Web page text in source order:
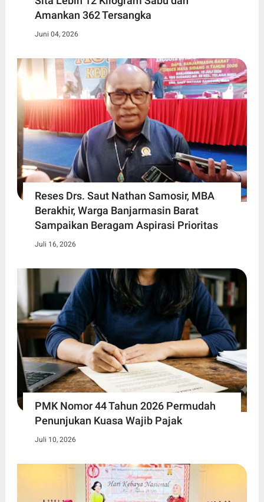
Amankan 362 Tersangka
Juni 04, 2026
Reses Drs. Saut Nathan Samosir, MBA
Berakhir, Warga Banjarmasin Barat
Sampaikan Beragam Aspirasi Prioritas
Juli 16, 2026
PMK Nomor 44 Tahun 2026 Permudah
Penunjukan Kuasa Wajib Pajak
Juli 10, 2026